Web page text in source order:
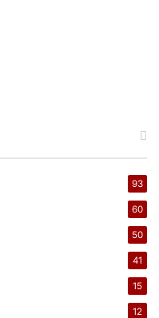
93
60
50
41
15
12